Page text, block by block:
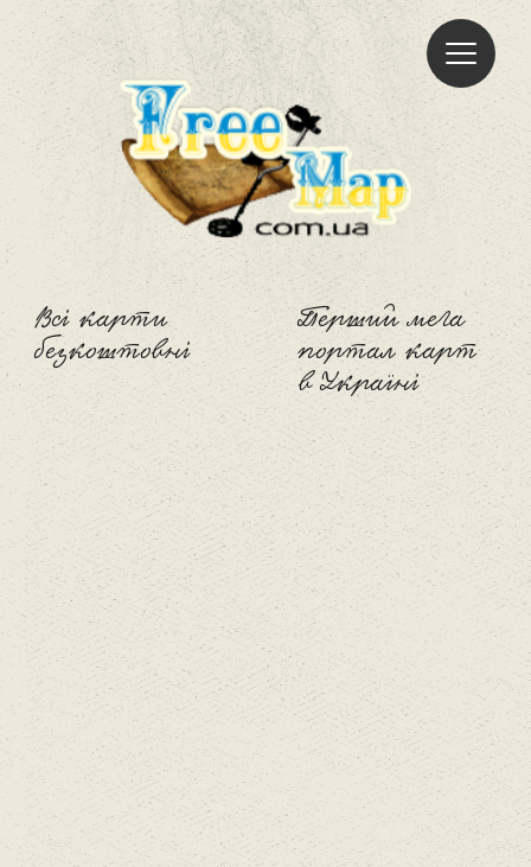
Всі карти
безкоштовні
Freemap
Перший мега
портал карт
в Україні